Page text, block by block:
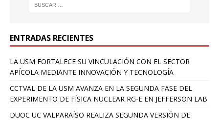
ENTRADAS RECIENTES
LA USM FORTALECE SU VINCULACIÓN CON EL SECTOR
APÍCOLA MEDIANTE INNOVACIÓN Y TECNOLOGÍA
CCTVAL DE LA USM AVANZA EN LA SEGUNDA FASE DEL
EXPERIMENTO DE FÍSICA NUCLEAR RG-E EN JEFFERSON LAB
DUOC UC VALPARAÍSO REALIZA SEGUNDA VERSIÓN DE